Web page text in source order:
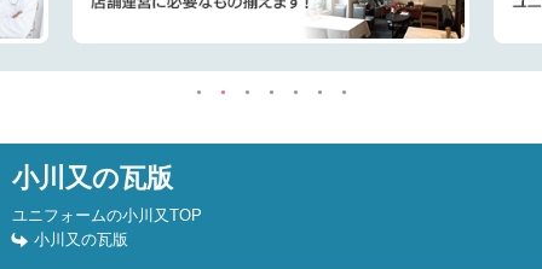
小川又の瓦版
ユニフォームの小川又TOP
小川又の瓦版